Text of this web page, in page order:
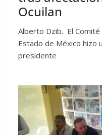
Ocuilan
Alberto Dzib. El
Estado de México hizo
presidente